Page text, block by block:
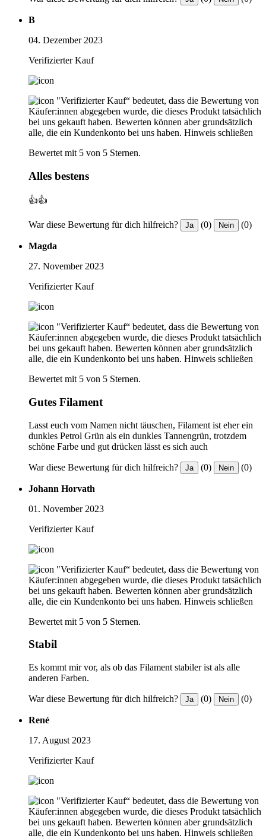
B
04. Dezember 2023
Verifizierter Kauf
"Verifizierter Kauf“ bedeutet, dass die Bewertung von
Käufer:innen abgegeben wurde, die dieses Produkt tatsächlich
bei uns gekauft haben. Bewerten können aber grundsätzlich
alle, die ein Kundenkonto bei uns haben. Hinweis schließen
Bewertet mit 5 von 5 Sternen.
Alles bestens
👍👍
War diese Bewertung für dich hilfreich? Ja (0) Nein (0)
Magda
27. November 2023
Verifizierter Kauf
"Verifizierter Kauf“ bedeutet, dass die Bewertung von
Käufer:innen abgegeben wurde, die dieses Produkt tatsächlich
bei uns gekauft haben. Bewerten können aber grundsätzlich
alle, die ein Kundenkonto bei uns haben. Hinweis schließen
Bewertet mit 5 von 5 Sternen.
Gutes Filament
Lasst euch vom Namen nicht täuschen, Filament ist eher ein
dunkles Petrol Grün als ein dunkles Tannengrün, trotzdem
schöne Farbe und gut drücken lässt es sich auch
War diese Bewertung für dich hilfreich? Ja (0) Nein (0)
Johann Horvath
01. November 2023
Verifizierter Kauf
"Verifizierter Kauf“ bedeutet, dass die Bewertung von
Käufer:innen abgegeben wurde, die dieses Produkt tatsächlich
bei uns gekauft haben. Bewerten können aber grundsätzlich
alle, die ein Kundenkonto bei uns haben. Hinweis schließen
Bewertet mit 5 von 5 Sternen.
Stabil
Es kommt mir vor, als ob das Filament stabiler ist als alle
anderen Farben.
War diese Bewertung für dich hilfreich? Ja (0) Nein (0)
René
17. August 2023
Verifizierter Kauf
"Verifizierter Kauf“ bedeutet, dass die Bewertung von
Käufer:innen abgegeben wurde, die dieses Produkt tatsächlich
bei uns gekauft haben. Bewerten können aber grundsätzlich
alle, die ein Kundenkonto bei uns haben. Hinweis schließen